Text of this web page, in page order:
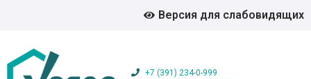
Версия для слабовидящих
+7 (391) 234-0-999